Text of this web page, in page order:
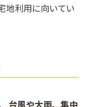
地利用に向いてい
台風や大雨、集中